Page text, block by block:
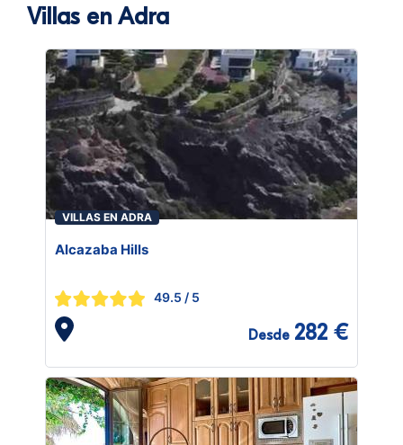
Villas en Adra
VILLAS EN ADRA
Alcazaba Hills
49.5 / 5
Desde 282 €